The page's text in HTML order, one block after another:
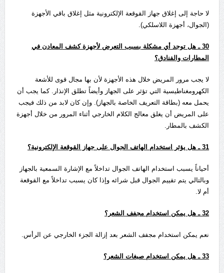
لا حاجة إلى إغلاق جهاز القوقعة الإلكترونية مثل إغلاق باقي الأجهزة
(الجوال، أجهزة اللاسلكي).
30ـ هل توجد أي مشكلة بسبب التعرض لأجهزة كشف المعادن في
المطارات والفنادق؟
لا يجب مرور المريض خلال هذه الأجهزة لأن بها مجال قوى للأشعة
الكهرومغناطيسية التي تؤثر على الجهاز وأيضاً تطلق الإنذار. كما يجب أن
يحمل معه (بطاقة التعريف الخاصة بالجهاز). وإن كان لابد من ذلك فيجب
على المريض أن يغلق معالج الكلام الخارجي أثناء المرور من خلال أجهزة
الكشف بالمطار.
31ـ هل يؤثر استخدام الهاتف الجوال على جهاز القوقعة الإلكترونية؟
أحياناً يسبب استخدام الهاتف الجوال تداخلاً مع الإشارة السمعية بالجهاز
وبالتالي يتم تقييم الجوال قبل شرائه وإذا كان يسبب تداخلاً مع القوقعة
أم لا.
32ـ هل يمكن استخدام مجفف الشعر؟
نعم يمكن استخدام مجفف الشعر بعد إزالة الجزء الخارجي عن الرأس.
33ـ هل يمكن استخدام صبغات الشعر؟